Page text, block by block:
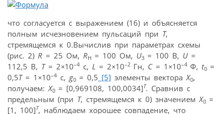
что согласуется с выражением (16) и объясняется
полным исчезновением пульсаций при T,
стремящемся к 0.Вычислив при параметрах схемы
(рис. 2) R = 25 Ом, RH = 100 Ом, U3 = 100 B, U =
112,5 B, T = 2×10–4 c, L = 2×10–2 Гн, C = 1 ×10–4 Ф, t0 =
0,5T= 1 ×10–4 c, g0 = 0,5 [5] элементы вектораX0,
получаем: X0 = [0,969108, 100,0034]Т. Сравнив с
предельным (при T, стремящемся к 0) значением X0 =
[1, 100]Т, наблюдаем хорошее совпадение, что